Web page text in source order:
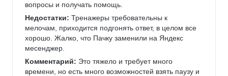
вопросы и получать помощь.
Недостатки: Тренажеры требовательны к
мелочам, приходится подгонять ответ, в целом все
хорошо. Жалко, что Пачку заменили на Яндекс
месенджер.
Комментарий: Это тяжело и требует много
времени, но есть много возможностей взять паузу и